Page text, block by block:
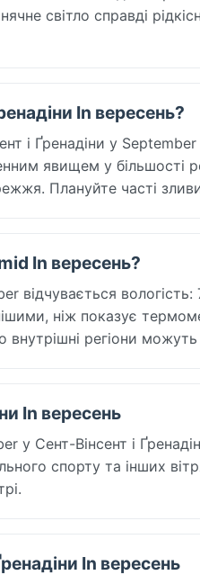
світло справді
In вересень?
і Ґренадіни у
явищем у більшості
Плануйте часті
In вересень?
відчувається
ніж показує
внутрішні регіони
In вересень
у Сент-Вінсент і
спорту та інших
In вересень